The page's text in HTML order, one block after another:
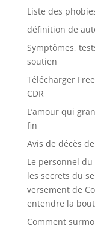
Liste des
définition de
Symptômes,
soutien
Télécharger
CDR
L’amour qui
fin
Avis de décès
Le personnel
les secrets du
versement de
entendre la
Comment